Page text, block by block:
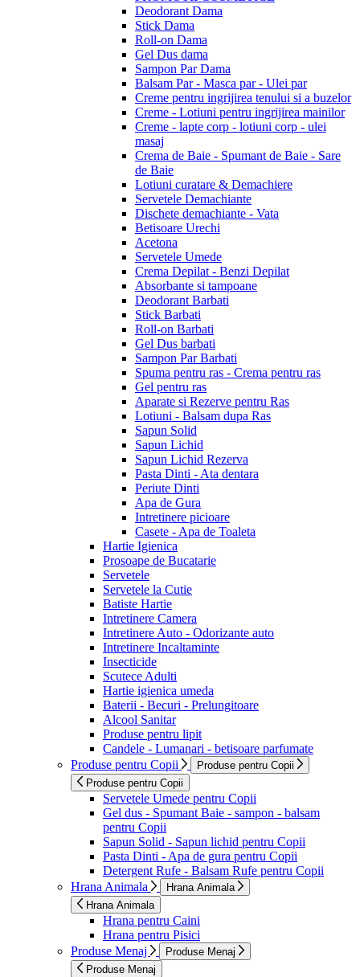
Deodorant Dama
Stick Dama
Roll-on Dama
Gel Dus dama
Sampon Par Dama
Balsam Par - Masca par - Ulei par
Creme pentru ingrijirea tenului si a buzelor
Creme - Lotiuni pentru ingrijirea mainilor
Creme - lapte corp - lotiuni corp - ulei
masaj
Crema de Baie - Spumant de Baie - Sare
de Baie
Lotiuni curatare & Demachiere
Servetele Demachiante
Dischete demachiante - Vata
Betisoare Urechi
Acetona
Servetele Umede
Crema Depilat - Benzi Depilat
Absorbante si tampoane
Deodorant Barbati
Stick Barbati
Roll-on Barbati
Gel Dus barbati
Sampon Par Barbati
Spuma pentru ras - Crema pentru ras
Gel pentru ras
Aparate si Rezerve pentru Ras
Lotiuni - Balsam dupa Ras
Sapun Solid
Sapun Lichid
Sapun Lichid Rezerva
Pasta Dinti - Ata dentara
Periute Dinti
Apa de Gura
Intretinere picioare
Casete - Apa de Toaleta
Hartie Igienica
Prosoape de Bucatarie
Servetele
Servetele la Cutie
Batiste Hartie
Intretinere Camera
Intretinere Auto - Odorizante auto
Intretinere Incaltaminte
Insecticide
Scutece Adulti
Hartie igienica umeda
Baterii - Becuri - Prelungitoare
Alcool Sanitar
Produse pentru lipit
Candele - Lumanari - betisoare parfumate
Produse pentru Copii
Produse pentru Copii
Produse pentru Copii
Servetele Umede pentru Copii
Gel dus - Spumant Baie - sampon - balsam
pentru Copii
Sapun Solid - Sapun lichid pentru Copii
Pasta Dinti - Apa de gura pentru Copii
Detergent Rufe - Balsam Rufe pentru Copii
Hrana Animala
Hrana Animala
Hrana Animala
Hrana pentru Caini
Hrana pentru Pisici
Produse Menaj
Produse Menaj
Produse Menaj